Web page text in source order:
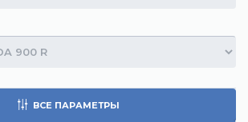
ВСЕ ПАРАМЕТРЫ